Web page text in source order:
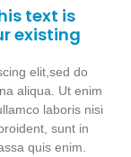
text is
existing
elit,sed do
aliqua. Ut enim
laboris nisi
sunt in
quis enim.